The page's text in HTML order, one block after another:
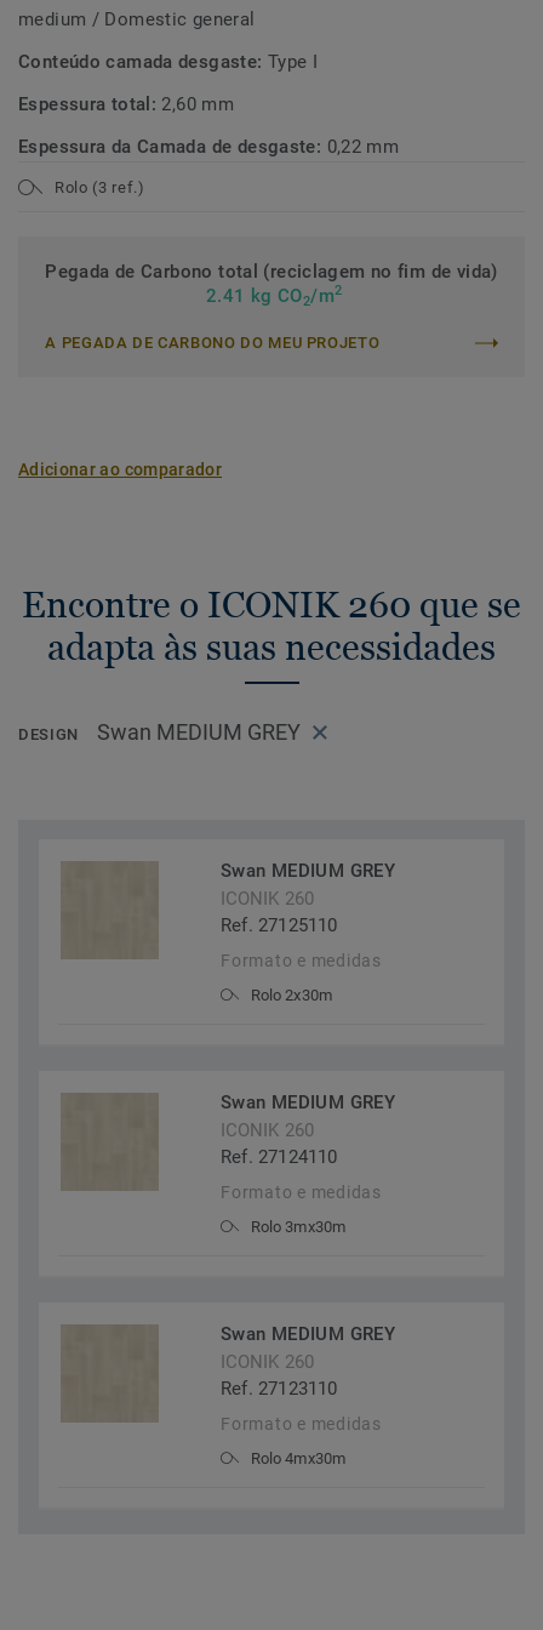
medium / Domestic general
Conteúdo camada desgaste: Type I
Espessura total: 2,60 mm
Espessura da Camada de desgaste: 0,22 mm
Rolo (3 ref.)
Pegada de Carbono total (reciclagem no fim de vida)
2.41 kg CO2/m2
A PEGADA DE CARBONO DO MEU PROJETO
Adicionar ao comparador
Encontre o ICONIK 260 que se
adapta às suas necessidades
DESIGN Swan MEDIUM GREY
Swan MEDIUM GREY
ICONIK 260
Ref. 27125110
Formato e medidas
Rolo 2x30m
Swan MEDIUM GREY
ICONIK 260
Ref. 27124110
Formato e medidas
Rolo 3mx30m
Swan MEDIUM GREY
ICONIK 260
Ref. 27123110
Formato e medidas
Rolo 4mx30m